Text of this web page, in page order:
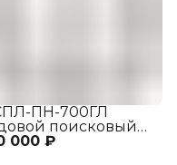
000 ₽
ПН-700ГЛ
поисковый